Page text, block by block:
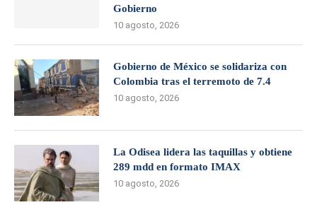
Gobierno
10 agosto, 2026
Gobierno de México se solidariza con
Colombia tras el terremoto de 7.4
10 agosto, 2026
La Odisea lidera las taquillas y obtiene
289 mdd en formato IMAX
10 agosto, 2026